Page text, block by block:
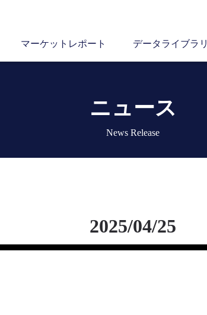
マーケットレポート データライブラリ
ニュース
News Release
2025/04/25